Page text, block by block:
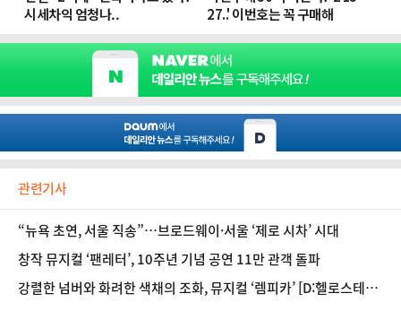
관련기사
“뉴욕 초연, 서울 직송”…브로드웨이·서울 ‘제로 시차’ 시대
창작 뮤지컬 ‘팬레터’, 10주년 기념 공연 11만 관객 돌파
강렬한 넘버와 화려한 색채의 조화, 뮤지컬 ‘렘피카’ [D:헬로스테이